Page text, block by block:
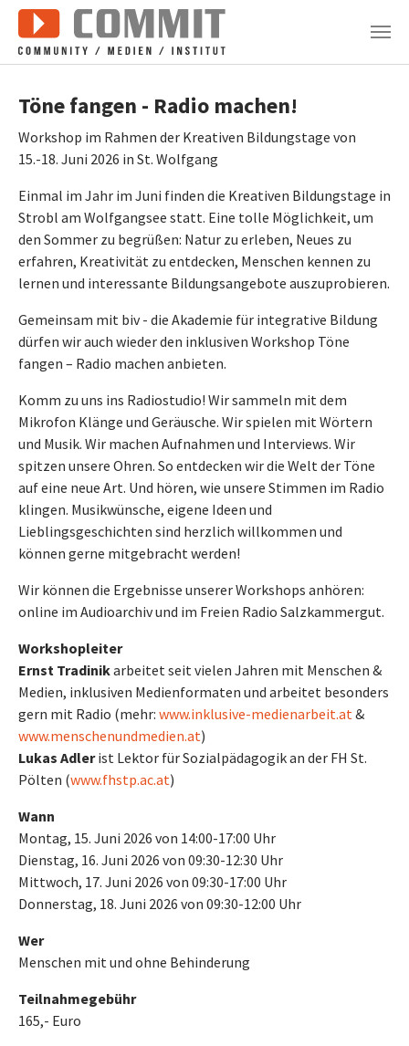
Zum Hauptinhalt springen
Töne fangen - Radio machen!
Workshop im Rahmen der Kreativen Bildungstage von
15.-18. Juni 2026 in St. Wolfgang
Einmal im Jahr im Juni finden die Kreativen Bildungstage in
Strobl am Wolfgangsee statt. Eine tolle Möglichkeit, um
den Sommer zu begrüßen: Natur zu erleben, Neues zu
erfahren, Kreativität zu entdecken, Menschen kennen zu
lernen und interessante Bildungsangebote auszuprobieren.
Gemeinsam mit biv - die Akademie für integrative Bildung
dürfen wir auch wieder den inklusiven Workshop Töne
fangen – Radio machen anbieten.
Komm zu uns ins Radiostudio! Wir sammeln mit dem
Mikrofon Klänge und Geräusche. Wir spielen mit Wörtern
und Musik. Wir machen Aufnahmen und Interviews. Wir
spitzen unsere Ohren. So entdecken wir die Welt der Töne
auf eine neue Art. Und hören, wie unsere Stimmen im Radio
klingen. Musikwünsche, eigene Ideen und
Lieblingsgeschichten sind herzlich willkommen und
können gerne mitgebracht werden!
Wir können die Ergebnisse unserer Workshops anhören:
online im Audioarchiv und im Freien Radio Salzkammergut.
Workshopleiter
Ernst Tradinikarbeitet seit vielen Jahren mit Menschen &
Medien, inklusiven Medienformaten und arbeitet besonders
gern mit Radio (mehr: www.inklusive-medienarbeit.at&
www.menschenundmedien.at)
Lukas Adlerist Lektor für Sozialpädagogik an der FH St.
Pölten (www.fhstp.ac.at)
Wann
Montag, 15. Juni 2026 von 14:00-17:00 Uhr
Dienstag, 16. Juni 2026 von 09:30-12:30 Uhr
Mittwoch, 17. Juni 2026 von 09:30-17:00 Uhr
Donnerstag, 18. Juni 2026 von 09:30-12:00 Uhr
Wer
Menschen mit und ohne Behinderung
Teilnahmegebühr
165,- Euro